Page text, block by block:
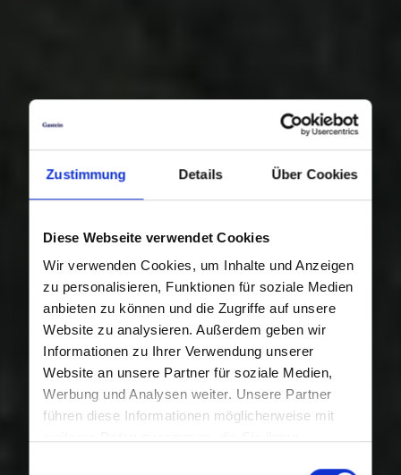
Zustimmung Details Über Cookies
Diese Webseite verwendet Cookies
Wir verwenden Cookies, um Inhalte und Anzeigen
zu personalisieren, Funktionen für soziale Medien
anbieten zu können und die Zugriffe auf unsere
Website zu analysieren. Außerdem geben wir
Informationen zu Ihrer Verwendung unserer
Website an unsere Partner für soziale Medien,
Werbung und Analysen weiter. Unsere Partner
führen diese Informationen möglicherweise mit